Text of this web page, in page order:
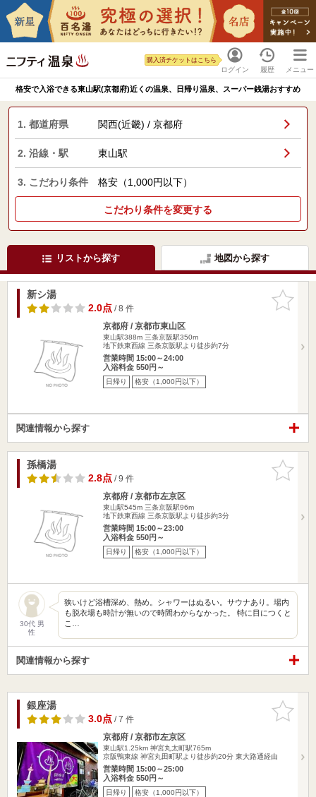
ログイン
購入済チケットはこちら
履歴 メニュー
格安で入浴できる東山駅(京都府)近くの温泉、日帰り温泉、スーパー銭湯おすすめ
1. 都道府県 関西(近畿) / 京都府
2. 沿線・駅 東山駅
3. こだわり条件 格安（1,000円以下）
こだわり条件を変更する
リストから探す 地図から探す
お気に入
りに追加
新シ湯
2.0点/ 8 件
京都府 / 京都市東山区
東山駅388m 三条京阪駅350m
地下鉄東西線 三条京阪駅より徒歩約7分
営業時間 15:00～24:00
入浴料金 550円～
日帰り 格安（1,000円以下）
関連情報から探す
お気に入
りに追加
孫橋湯
2.8点/ 9 件
京都府 / 京都市左京区
東山駅545m 三条京阪駅96m
地下鉄東西線 三条京阪駅より徒歩約3分
営業時間 15:00～23:00
入浴料金 550円～
日帰り 格安（1,000円以下）
30代 男
性
狭いけど浴槽深め、熱め。シャワーはぬるい。サウナあり。場内
も脱衣場も時計が無いので時間わからなかった。 特に目につくと
こ…
関連情報から探す
お気に入
りに追加
銀座湯
3.0点/ 7 件
京都府 / 京都市左京区
東山駅1.25km 神宮丸太町駅765m
京阪鴨東線 神宮丸田町駅より徒歩約20分 東大路通経由
営業時間 15:00～25:00
入浴料金 550円～
日帰り 格安（1,000円以下）